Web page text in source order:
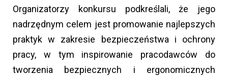
Organizatorzy konkursu podkreślali, że jego
nadrzędnym celem jest promowanie najlepszych
praktyk w zakresie bezpieczeństwa i ochrony
pracy, w tym inspirowanie pracodawców do
tworzenia bezpiecznych i ergonomicznych